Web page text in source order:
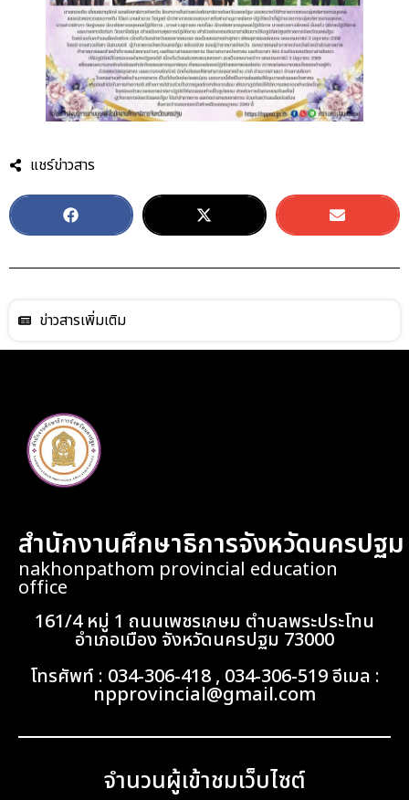
แชร์ข่าวสาร
ข่าวสารเพิ่มเติม
สำนักงานศึกษาธิการจังหวัดนครปฐม
nakhonpathom provincial education
office
161/4 หมู่ 1 ถนนเพชรเกษม ตำบลพระประโทน
อำเภอเมือง จังหวัดนครปฐม 73000
โทรศัพท์ : 034-306-418 , 034-306-519 อีเมล :
npprovincial@gmail.com
จำนวนผู้เข้าชมเว็บไซต์